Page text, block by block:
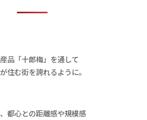
品「十郎梅」を通して
住む街を誇れるように。
都心との距離感や規模感